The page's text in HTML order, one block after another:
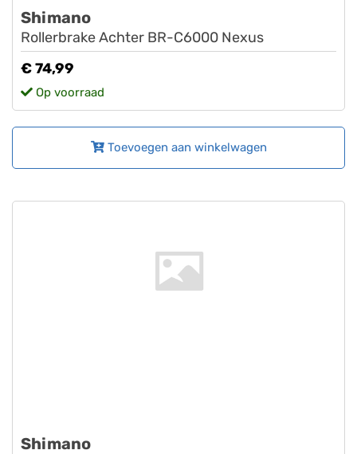
Shimano
Rollerbrake Achter BR-C6000 Nexus
€ 74,99
Op voorraad
Toevoegen aan winkelwagen
Shimano